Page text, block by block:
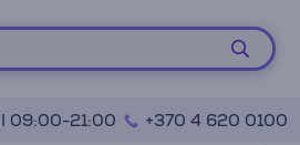
09:00-21:00 +370 4 620 0100